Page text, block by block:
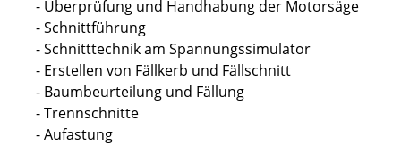
- Überprüfung und Handhabung der Motorsäge
- Schnittführung
- Schnitttechnik am Spannungssimulator
- Erstellen von Fällkerb und Fällschnitt
- Baumbeurteilung und Fällung
- Trennschnitte
- Aufastung